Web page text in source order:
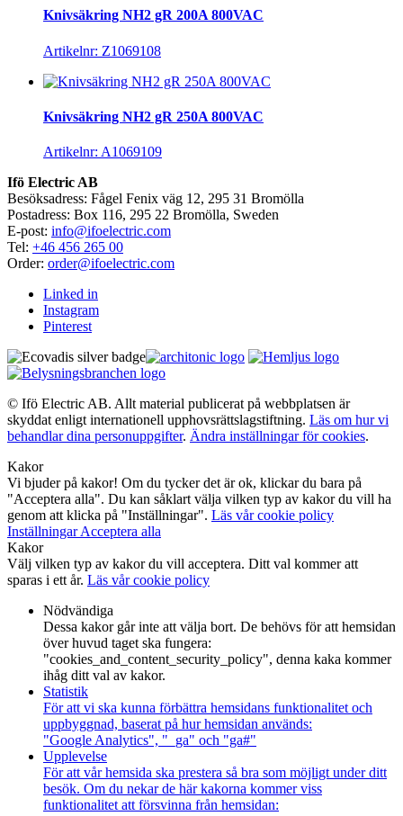
Knivsäkring NH2 gR 200A 800VAC
Artikelnr: Z1069108
Knivsäkring NH2 gR 250A 800VAC
Artikelnr: A1069109
Ifö Electric AB
Besöksadress: Fågel Fenix väg 12, 295 31 Bromölla
Postadress: Box 116, 295 22 Bromölla, Sweden
E-post: info@ifoelectric.com
Tel: +46 456 265 00
Order: order@ifoelectric.com
Linked in
Instagram
Pinterest
© Ifö Electric AB. Allt material publicerat på webbplatsen är
skyddat enligt internationell upphovsrättslagstiftning. Läs om hur vi
behandlar dina personuppgifter. Ändra inställningar för cookies.
Kakor
Vi bjuder på kakor! Om du tycker det är ok, klickar du bara på
"Acceptera alla". Du kan såklart välja vilken typ av kakor du vill ha
genom att klicka på "Inställningar". Läs vår cookie policy
InställningarAcceptera alla
Kakor
Välj vilken typ av kakor du vill acceptera. Ditt val kommer att
sparas i ett år. Läs vår cookie policy
Nödvändiga
Dessa kakor går inte att välja bort. De behövs för att hemsidan
över huvud taget ska fungera:
"cookies_and_content_security_policy", denna kaka kommer
ihåg ditt val av kakor.
Statistik
För att vi ska kunna förbättra hemsidans funktionalitet och
uppbyggnad, baserat på hur hemsidan används:
"Google Analytics", "_ga" och "ga#"
Upplevelse
För att vår hemsida ska prestera så bra som möjligt under ditt
besök. Om du nekar de här kakorna kommer viss
funktionalitet att försvinna från hemsidan: